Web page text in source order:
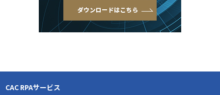
CAC RPAサービス